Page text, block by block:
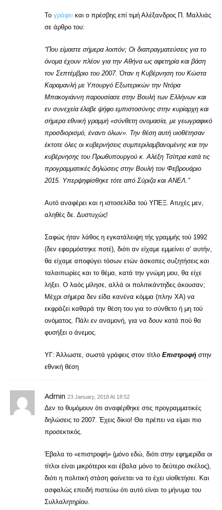
Το γράφει και ο πρέσβης επί τιμή Αλέξανδρος Π. Μαλλιάς
σε άρθρο του:
“Που είμαστε σήμερα λοιπόν; Οι διαπραγματεύσεις για το
όνομα έχουν πλέον για την Αθήνα ως αφετηρία και βάση
τον Σεπτέμβριο του 2007. Όταν η Κυβέρνηση του Κώστα
Καραμανλή με Υπουργό Εξωτερικών την Ντόρα
Μπακογιάννη παρουσίασε στην Βουλή των Ελλήνων και
εν συνεχεία έλαβε ψήφο εμπιστοσύνης στην κυρίαρχη και
σήμερα εθνική γραμμή «σύνθετη ονομασία, με γεωγραφικό
προσδιορισμό, έναντι όλων». Την θέση αυτή υιοθέτησαν
έκτοτε όλες οι κυβερνήσεις συμπεριλαμβανομένης και την
κυβέρνησης του Πρωθυπουργού κ. Αλέξη Τσίπρα κατά τις
προγραμματικές δηλώσεις στην Βουλή τον Φεβρουάριο
2015. Υπερψηφίσθηκε τότε από Σύριζα και ΑΝΕΛ.”
Αυτό αναφέρει και η ιστοσελίδα τού ΥΠΕΞ. Ατυχές μεν,
αληθές δε. Δυστυχώς!
Σαφώς ήταν λάθος η εγκατάλειψη τής γραμμής τού 1992
(δεν εφαρμόστηκε ποτέ), διότι αν είχαμε εμμείνει σ’ αυτήν,
θα είχαμε αποφύγει τόσων ετών άσκοπες συζητήσεις και
ταλαιπωρίες και το θέμα, κατά την γνώμη μου, θα είχε
λήξει. Ο λαός μίλησε, αλλά οι πολιτικάντηδες άκουσαν;
Μέχρι σήμερα δεν είδα κανένα κόμμα (πλην ΧΑ) να
εκφράζει καθαρά την θέση του για το σύνθετο ή μη τού
ονόματος. Πάλι εν αναμονή, για να δουν κατά πού θα
φυσήξει ο άνεμος.
YΓ: Άλλωστε, σωστά γράφεις στον τίτλο Επιστροφή στην
εθνική θέση
Admin 23 January, 2018 At 18:52
Δεν το θυμόμουν ότι αναφέρθηκε στις προγραμματικές
δηλώσεις το 2007. Έχεις δίκιο! Θα πρέπει να είμαι πιο
προσεκτικός.
Έβαλα το «επιστροφή» (μόνο εδώ, διότι στην εφημερίδα οι
τίτλοι είναι μικρότεροι και έβαλα μόνο το δεύτερο σκέλος),
διότι η πολιτική στάση φαίνεται να το έχει υϊοθετήσει. Και
ασφαλώς επειδή πιστεύω ότι αυτό είναι το μήνυμα του
Συλλαλητηρίου.